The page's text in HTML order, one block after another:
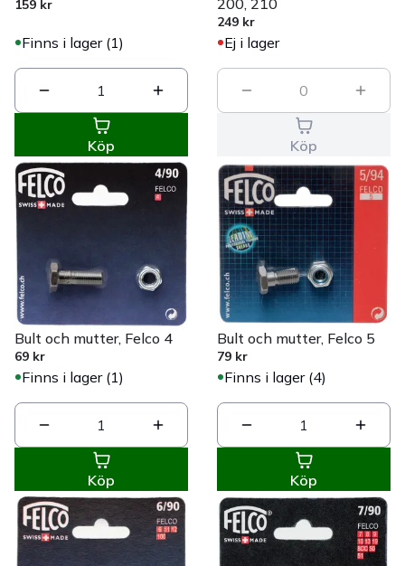
159 kr
Finns i lager (1)
1
Köp
200, 210
249 kr
Ej i lager
0
Köp
Bult och mutter, Felco 4
69 kr
Finns i lager (1)
1
Köp
Bult och mutter, Felco 5
79 kr
Finns i lager (4)
1
Köp